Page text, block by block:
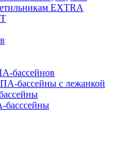
EXTRA
бассейнов
бассейны с лежанкой
басссейны